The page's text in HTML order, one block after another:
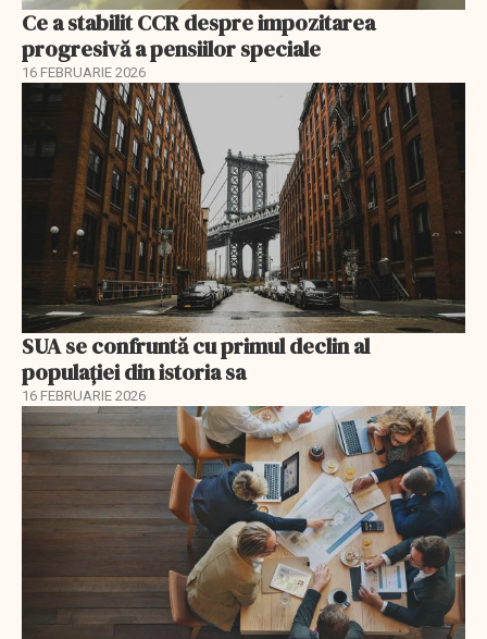
Ce a stabilit CCR despre impozitarea
progresivă a pensiilor speciale
16 FEBRUARIE 2026
SUA se confruntă cu primul declin al
populației din istoria sa
16 FEBRUARIE 2026